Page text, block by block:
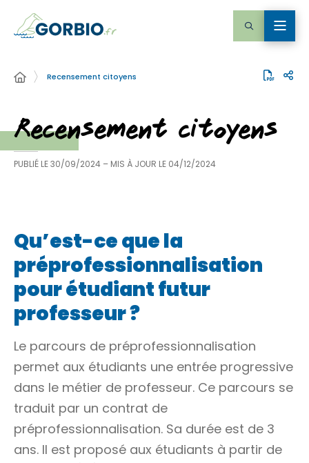
Recensement citoyens
Recensement citoyens
PUBLIÉ LE30/09/2024 – MIS À JOUR LE 04/12/2024
Qu’est-ce que la
préprofessionnalisation
pour étudiant futur
professeur ?
Le parcours de préprofessionnalisation
permet aux étudiants une entrée progressive
dans le métier de professeur. Ce parcours se
traduit par un contrat de
préprofessionnalisation. Sa durée est de 3
ans. Il est proposé aux étudiants à partir de